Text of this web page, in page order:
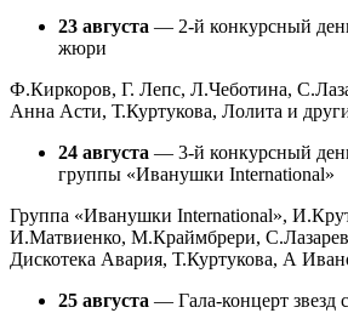
23 августа — 2-й конкурсный
жюри
Ф.Киркоров, Г. Лепс, Л.Чеботина,
Анна Асти, Т.Куртукова, Лолита и
24 августа — 3-й конкурсный
группы «Иванушки International»
Группа «Иванушки International»,
И.Матвиенко, М.Краймбрери,
Дискотека Авария, Т.Куртукова, А
25 августа — Гала-концерт звезд